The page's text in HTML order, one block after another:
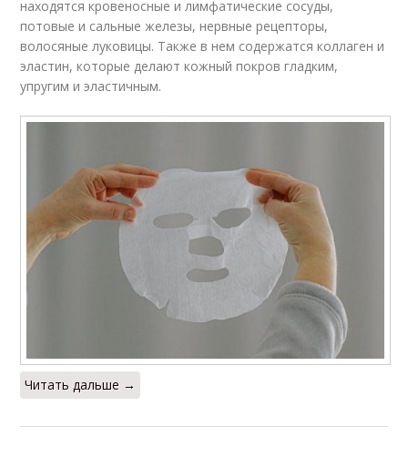
находятся кровеносные и лимфатические сосуды,
потовые и сальные железы, нервные рецепторы,
волосяные луковицы. Также в нем содержатся коллаген и
эластин, которые делают кожный покров гладким,
упругим и эластичным.
Читать дальше →